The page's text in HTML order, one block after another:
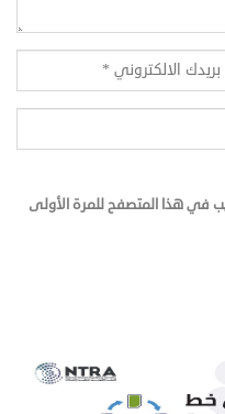
في هذا المتصفح للمرة الأولى